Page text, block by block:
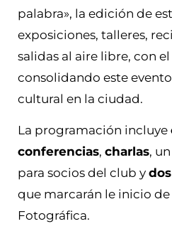
palabra», la edición de
exposiciones, talleres,
salidas al aire libre, con
consolidando este
cultural en la ciudad.
La programación incluye
conferencias, charlas, un
para socios del club y
que marcarán le inicio de
Fotográfica.